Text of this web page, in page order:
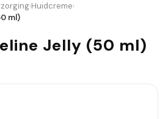
›Huidcreme›
ml)
Jelly (50 ml)